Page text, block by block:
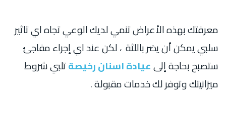
معرفتك بهذه الأعراض تنمي لديك الوعي تجاه اي تاثير
سلبي يمكن أن يضر باللثة ، لكن عند اي إجراء مفاجئ
ستصبح بحاجة إلىعيادة اسنان رخيصةتلبي شروط
ميزانيتك وتوفر لك خدمات مقبولة .